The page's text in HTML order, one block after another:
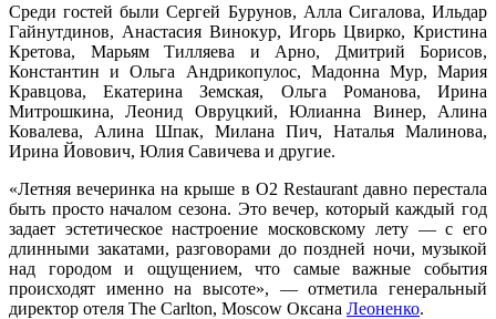
Среди гостей были Сергей Бурунов, Алла Сигалова, Ильдар
Гайнутдинов, Анастасия Винокур, Игорь Цвирко, Кристина
Кретова, Марьям Тилляева и Арно, Дмитрий Борисов,
Константин и Ольга Андрикопулос, Мадонна Мур, Мария
Кравцова, Екатерина Земская, Ольга Романова, Ирина
Митрошкина, Леонид Овруцкий, Юлианна Винер, Алина
Ковалева, Алина Шпак, Милана Пич, Наталья Малинова,
Ирина Йовович, Юлия Савичева и другие.
«Летняя вечеринка на крыше в O2 Restaurant давно перестала
быть просто началом сезона. Это вечер, который каждый год
задает эстетическое настроение московскому лету — с его
длинными закатами, разговорами до поздней ночи, музыкой
над городом и ощущением, что самые важные события
происходят именно на высоте», — отметила генеральный
директор отеля The Carlton, Moscow Оксана Леоненко.